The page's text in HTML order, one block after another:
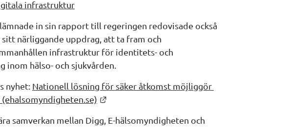
infrastruktur
in sin rapport till regeringen redovisade också
närliggande uppdrag, att ta fram och
infrastruktur för identitets- och
inom hälso- och sjukvården.
nyhet: Nationell lösning för säker åtkomst möjliggör
samverkan mellan Digg, E-hälsomyndigheten och